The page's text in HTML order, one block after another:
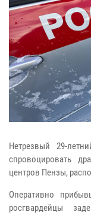
Нетрезвый 29-
спровоцировать
центров Пензы,
Оперативно
росгвардейцы